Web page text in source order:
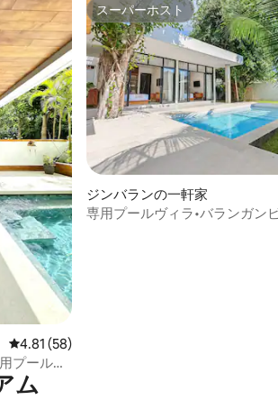
レビュー58件、5つ星中4.81つ星の平均評価
4.81 (58)
プール、
スーパーホスト
スーパーホスト
ジンバランの一軒家
専用プールヴィラ•バランガン
ム